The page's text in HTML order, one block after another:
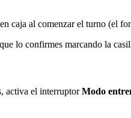
caja al comenzar el turno (el
lo confirmes marcando la
activa el interruptorModo